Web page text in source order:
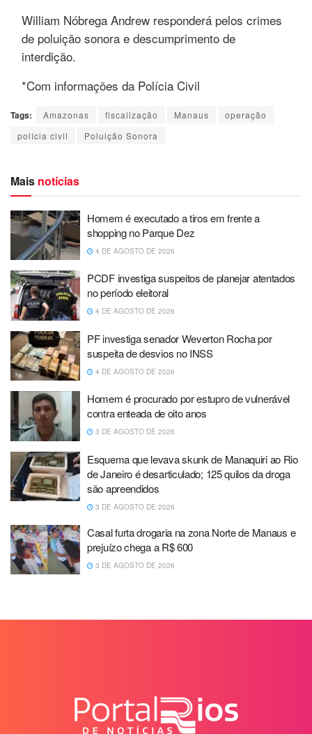
William Nóbrega Andrew responderá pelos crimes
de poluição sonora e descumprimento de
interdição.
*Com informações da Polícia Civil
Tags: Amazonas fiscalização Manaus
operação
polícia civil
Poluição Sonora
Mais notícias
Homem é executado a tiros em frente a
shopping no Parque Dez
4 DE AGOSTO DE 2026
PCDF investiga suspeitos de planejar atentados
no período eleitoral
4 DE AGOSTO DE 2026
PF investiga senador Weverton Rocha por
suspeita de desvios no INSS
4 DE AGOSTO DE 2026
Homem é procurado por estupro de vulnerável
contra enteada de oito anos
3 DE AGOSTO DE 2026
Esquema que levava skunk de Manaquiri ao Rio
de Janeiro é desarticulado; 125 quilos da droga
são apreendidos
3 DE AGOSTO DE 2026
Casal furta drogaria na zona Norte de Manaus e
prejuízo chega a R$ 600
3 DE AGOSTO DE 2026